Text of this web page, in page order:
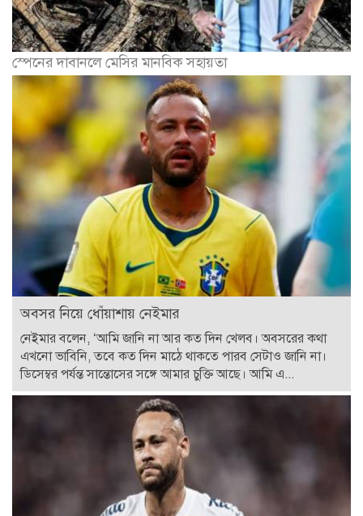
স্পেনের দাবানলে মেসির মানবিক সহায়তা
অবসর নিয়ে ধোঁয়াশায় নেইমার
নেইমার বলেন, ‘আমি জানি না আর কত দিন খেলব। অবসরের কথা
এখনো ভাবিনি, তবে কত দিন মাঠে থাকতে পারব সেটাও জানি না।
ডিসেম্বর পর্যন্ত সান্তোসের সঙ্গে আমার চুক্তি আছে। আমি এ...